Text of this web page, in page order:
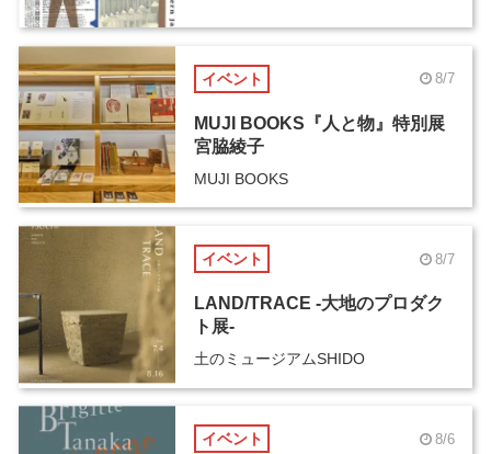
イベント 8/7
MUJI BOOKS『人と物』特別展
宮脇綾子
MUJI BOOKS
イベント 8/7
LAND/TRACE -大地のプロダク
ト展-
土のミュージアムSHIDO
イベント 8/6